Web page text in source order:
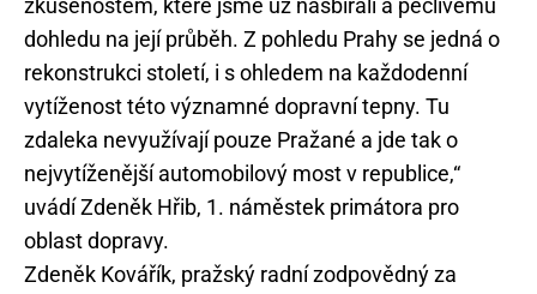
zkušenostem, které jsme už nasbírali a pečlivému
dohledu na její průběh. Z pohledu Prahy se jedná o
rekonstrukci století, i s ohledem na každodenní
vytíženost této významné dopravní tepny. Tu
zdaleka nevyužívají pouze Pražané a jde tak o
nejvytíženější automobilový most v republice,“
uvádí Zdeněk Hřib, 1. náměstek primátora pro
oblast dopravy.
Zdeněk Kovářík, pražský radní zodpovědný za